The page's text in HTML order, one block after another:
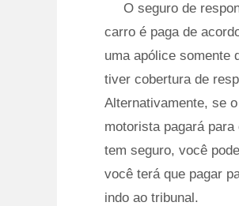
O seguro de
carro é paga de
uma apólice somente
tiver cobertura de
Alternativamente, se
motorista pagará
tem seguro, você
você terá que pagar
indo ao tribunal.